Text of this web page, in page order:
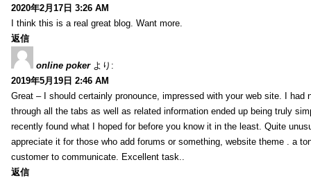
2020年2月17日 3:26 AM
I think this is a real great blog. Want more.
返信
online poker より:
2019年5月19日 2:46 AM
Great – I should certainly pronounce, impressed with your web site. I had
through all the tabs as well as related information ended up being truly
recently found what I hoped for before you know it in the least. Quite
appreciate it for those who add forums or something, website theme . a
customer to communicate. Excellent task..
返信